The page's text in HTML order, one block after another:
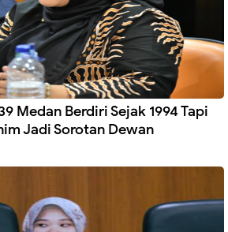
Medan Berdiri Sejak 1994 Tapi
Jadi Sorotan Dewan